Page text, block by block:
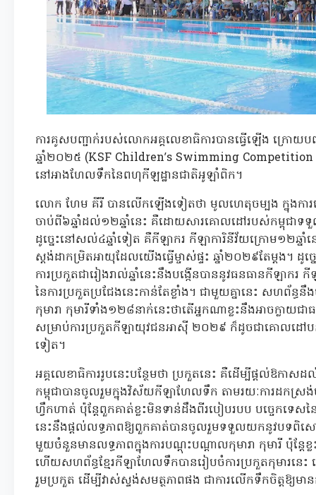
ការគូសបញ្ជាក់របស់លោកអគ្គលេខាធិការបានធ្វើឡើង ក្រោ
ឆ្នាំ២០២៥ (KSF Children’s Swimming Competition
នៅអាងហែលទឹកនៃពហុកីឡដ្ឋានជាតិអូឡាំពិក។
លោក ហែម គីរី បានលើកឡើងទៀតថា មូលហេតុចម្បង ក្នុងកា
ចាប់ពី៦ឆ្នាំដល់១២ឆ្នាំនេះ គឺដោយសារគោលដៅរបស់កម្ពុជាទទួ
ដូច្នេះនៅសល់៤ឆ្នាំទៀត គឺកីឡាករ កីឡាការិនីវ័យក្រោម១២ឆ្ន
ស្តង់ដាកម្រិតអាយុដែលយើងធ្វើម្ចាស់ផ្ទះ ឆ្នាំ២០២៩តែម្តង។ ដូ
ការប្រកួតជារៀងរាល់ឆ្នាំនេះនឹងបង្កើនបាននូវធនធានកីឡា
នៃការប្រកួតប្រជែងនេះកាន់តែខ្លាំង។ ជាមួយគ្នានេះ សហព័ន្
កុមារា កុមារីទាំង១២៨នាក់នេះថាតើអ្នកណាខ្លះនឹងអាចក្លាយ
សម្រាប់ការប្រកួតកីឡាយុវជនអាស៊ី ២០២៩ ក៏ដូចជាគោលដៅបន្ត
ទៀត។
អគ្គលេខាធិការរូបនេះបន្ថែមថា ប្រកួតនេះ គឺដើម្បីផ្តល់ឱកាស
កម្ពុជាបានចូលរួមក្នុងវិស័យកីឡាហែលទឹក តាមរយៈការដកស្រង់
ហ្វឹកហាត់ ប៉ុន្តែពួកគាត់ខ្លះមិនទាន់ដឹងពីរបៀបរបប បច្ចេកទេ
នេះនឹងផ្តល់លទ្ធភាពឱ្យពួកគាត់បានចូលរួមទទួលយកនូវបទពិស
មួយចំនួនមានលទ្ធភាពក្នុងការបណ្តុះបណ្តាលកុមារា កុមារី ប៉ុន្តែខ្
ហើយសហព័ន្ធខ្មែរកីឡាហែលទឹកបានរៀបចំការប្រកួតកុមារនេ
រួមប្រកួត ដើម្បីវាស់ស្ទង់សមត្ថភាពផង ជាការលើកទឹកចិត្តឱ្យម